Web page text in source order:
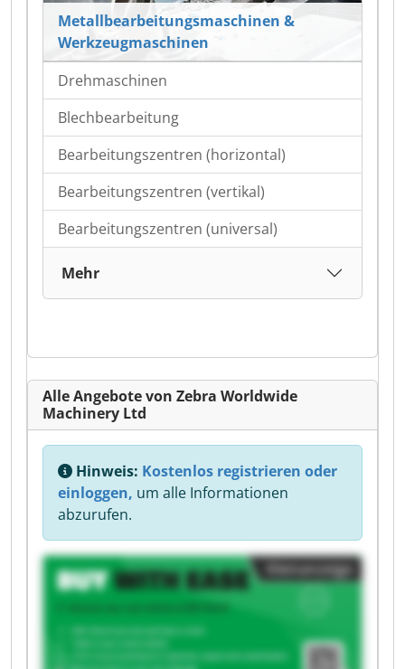
Metallbearbeitungsmaschinen &
Werkzeugmaschinen
Drehmaschinen
Blechbearbeitung
Bearbeitungszentren (horizontal)
Bearbeitungszentren (vertikal)
Bearbeitungszentren (universal)
Mehr
Alle Angebote von Zebra Worldwide
Machinery Ltd
Hinweis: Kostenlos registrieren oder
einloggen, um alle Informationen
abzurufen.
Kleinanzeige